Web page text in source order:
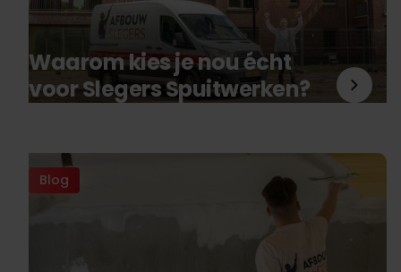
Waarom kies je nou écht
voor Slegers Spuitwerken?
Blog